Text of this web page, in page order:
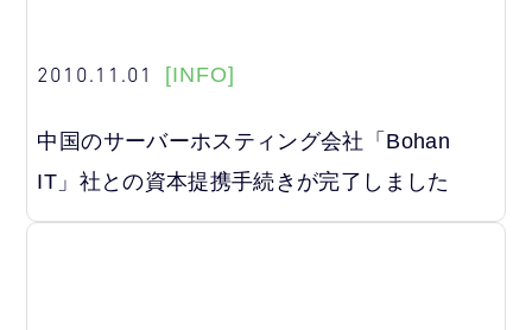
2010.11.01 [INFO]
中国のサーバーホスティング会社「Bohan
IT」社との資本提携手続きが完了しました